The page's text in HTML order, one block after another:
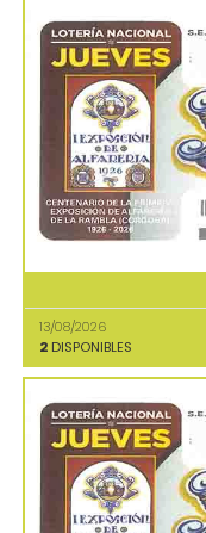
13/08/2026
2 DISPONIBLES